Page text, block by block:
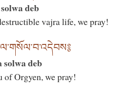
deb
vajra life, we pray!
solwa deb
of Orgyen, we pray!